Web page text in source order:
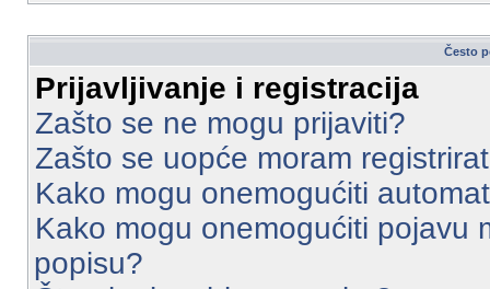
Često
Prijavljivanje i registracija
Zašto se ne mogu prijaviti?
Zašto se uopće moram
Kako mogu onemogućiti
Kako mogu onemogućiti pojavu
popisu?